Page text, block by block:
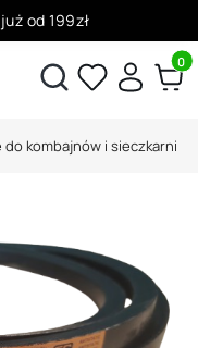
od 199zł
produkty
Otwórz wyszukiwarkę
do kombajnów i sieczkarni